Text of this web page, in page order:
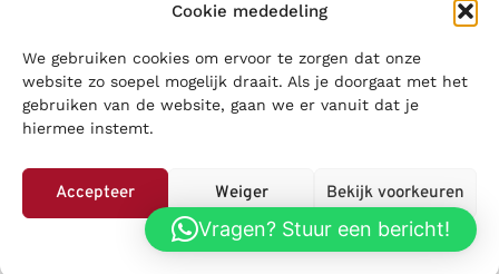
Cookie mededeling
We gebruiken cookies om ervoor te zorgen dat onze
website zo soepel mogelijk draait. Als je doorgaat met het
gebruiken van de website, gaan we er vanuit dat je
hiermee instemt.
Accepteer Weiger Bekijk voorkeuren
Privacybeleid
Vragen? Stuur een bericht!